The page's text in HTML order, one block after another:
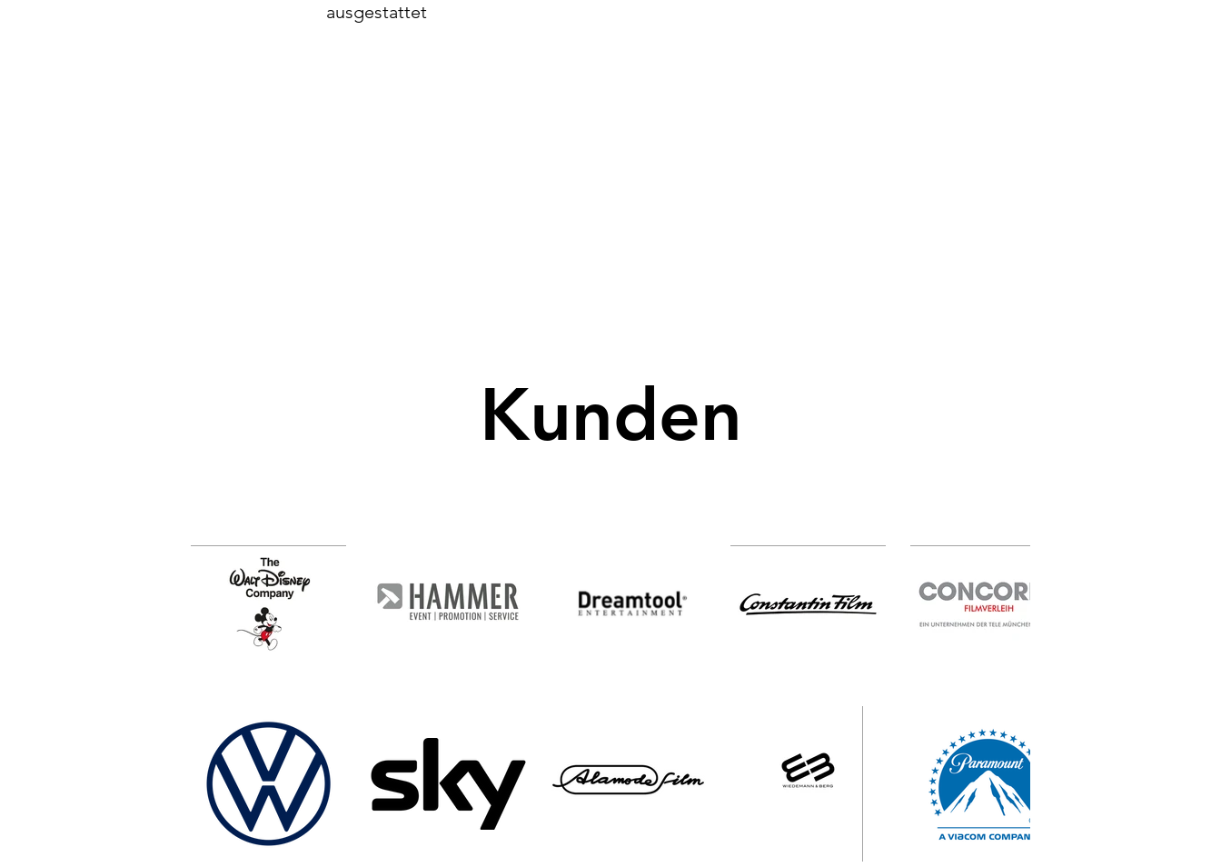
ausgestattet
Kunden